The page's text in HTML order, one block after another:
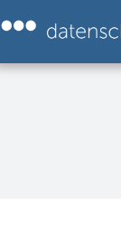
Inhalt
springen